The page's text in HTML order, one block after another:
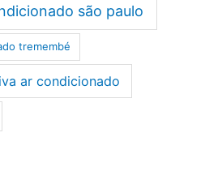
são paulo
tremembé
ar condicionado